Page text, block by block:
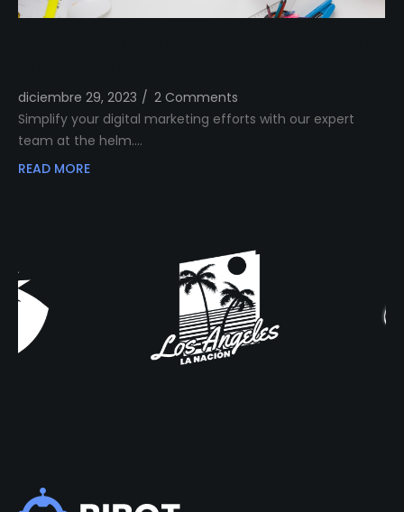
diciembre 29, 2023 / 2 Comments
Simplify your digital marketing efforts with our expert
team at the helm.…
READ MORE